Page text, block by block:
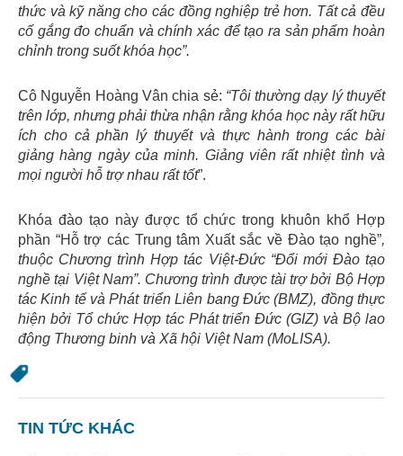
thức và kỹ năng cho các đồng nghiệp trẻ hơn. Tất cả đều
cố gắng đo chuẩn và chính xác để tạo ra sản phẩm hoàn
chỉnh trong suốt khóa học”.
Cô Nguyễn Hoàng Vân chia sẻ: “Tôi thường dạy lý thuyết
trên lớp, nhưng phải thừa nhận rằng khóa học này rất hữu
ích cho cả phần lý thuyết và thực hành trong các bài
giảng hàng ngày của minh. Giảng viên rất nhiệt tình và
mọi người hỗ trợ nhau rất tốt”.
Khóa đào tạo này được tổ chức trong khuôn khổ Hợp
phần “Hỗ trợ các Trung tâm Xuất sắc về Đào tạo nghề”,
thuộc Chương trình Hợp tác Việt-Đức “Đổi mới Đào tạo
nghề tại Việt Nam”. Chương trình được tài trợ bởi Bộ Hợp
tác Kinh tế và Phát triển Liên bang Đức (BMZ), đồng thực
hiện bởi Tổ chức Hợp tác Phát triển Đức (GIZ) và Bộ lao
động Thương binh và Xã hội Việt Nam (MoLISA).
TIN TỨC KHÁC